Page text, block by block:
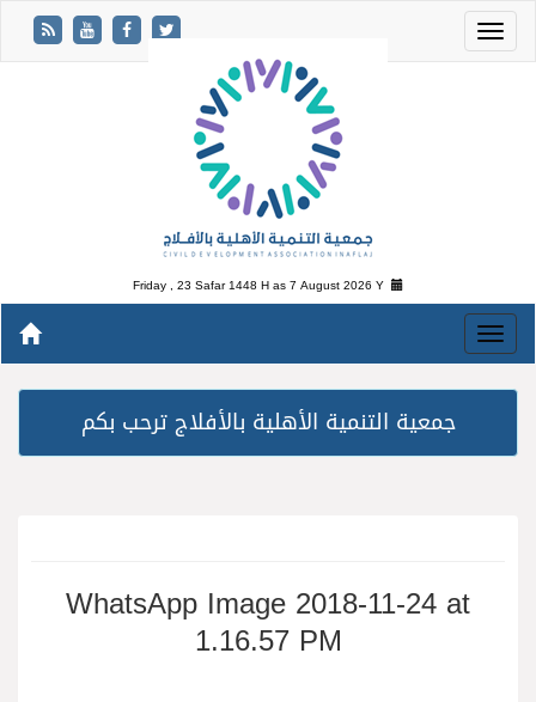
Friday , 23 Safar 1448 H as7 August 2026 Y
جمعية التنمية الأهلية بالأفلاج ترحب بكم
WhatsApp Image 2018-11-24 at
1.16.57 PM